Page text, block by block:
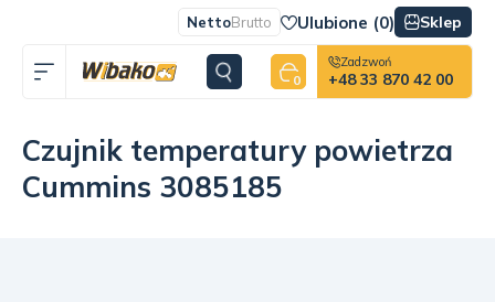
NettoBrutto Ulubione (0) Sklep
0
Zadzwoń
+48 33 870 42 00
Czujnik temperatury powietrza
Cummins 3085185